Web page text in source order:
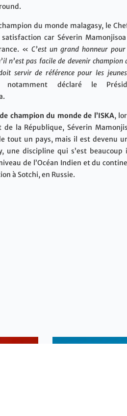
du monde malagasy, le
car Séverin
« C’est un grand honneur
n’est pas facile de devenir champion
servir de référence pour les
déclaré le
champion du monde de l’ISKA,
de la République, Séverin
tout un pays, mais il est devenu
une discipline qui s’est beaucoup
de l’Océan Indien et du
à Sotchi, en Russie.